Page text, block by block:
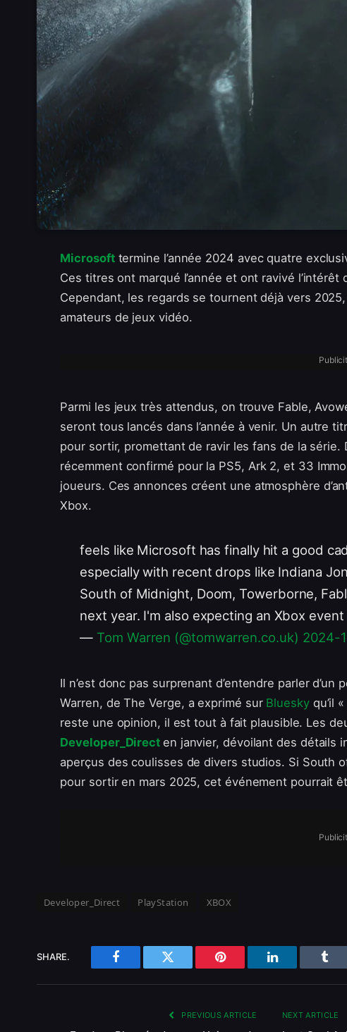
Microsofttermine l’année 2024 avec quatre
Ces titres ont marqué l’année et ont ravivé l’intérêt
Cependant, les regards se tournent déjà vers
amateurs de jeux vidéo.
Parmi les jeux très attendus, on trouve Fable,
seront tous lancés dans l’année à venir. Un autre
pour sortir, promettant de ravir les fans de la
récemment confirmé pour la PS5, Ark 2, et 33
joueurs. Ces annonces créent une atmosphère
Xbox.
feels like Microsoft has finally hit a good
especially with recent drops like Indiana
South of Midnight, Doom, Towerborne,
next year. I'm also expecting an Xbox event
— Tom Warren (@tomwarren.co.uk) 2024-
Il n’est donc pas surprenant d’entendre parler
Warren, de The Verge, a exprimé surBluesky qu’il
reste une opinion, il est tout à fait plausible. Les
Developer_Direct en janvier, dévoilant des détails
aperçus des coulisses de divers studios. Si South
pour sortir en mars 2025, cet événement pourrait
Developer_Direct PlayStation XBOX
SHARE.
Facebook Twitter Pinterest LinkedIn
PREVIOUS ARTICLE NEXT ARTICLE